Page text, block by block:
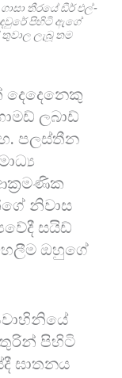
තීරයේ ඩීර් එල්-
පිහිටි ඇගේ
ලැබූ තම
දෙදෙනෙකු
ලබාඩ්
පලස්තීන
නිවාස
සයිඩ්
ඔහුගේ
පිහිටි
ඝාතනය